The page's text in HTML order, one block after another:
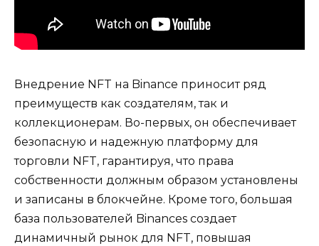
Внедрение NFT на Binance приносит ряд
преимуществ как создателям, так и
коллекционерам. Во-первых, он обеспечивает
безопасную и надежную платформу для
торговли NFT, гарантируя, что права
собственности должным образом установлены
и записаны в блокчейне. Кроме того, большая
база пользователей Binances создает
динамичный рынок для NFT, повышая